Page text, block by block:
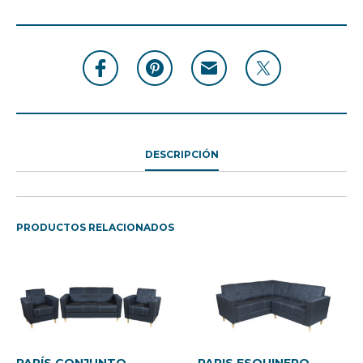
DESCRIPCIÓN
PRODUCTOS RELACIONADOS